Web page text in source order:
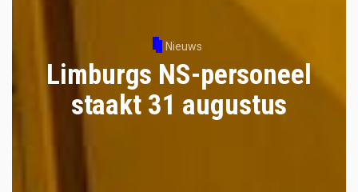
Nieuws
Limburgs NS-personeel
staakt 31 augustus